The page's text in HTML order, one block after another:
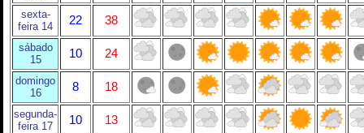
sexta-
feira 14
22 38
sábado
15
10 24
domingo
16
8 18
segunda-
feira 17
10
13